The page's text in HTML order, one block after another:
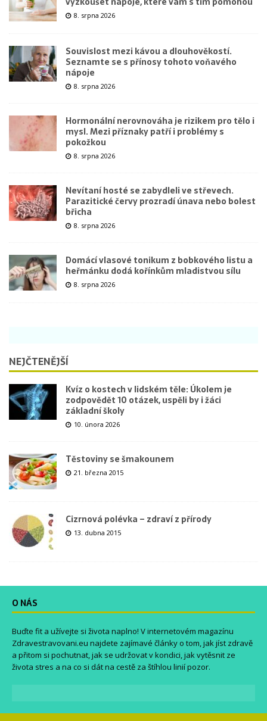
8. srpna 2026
Souvislost mezi kávou a dlouhověkostí.
Seznamte se s přínosy tohoto voňavého
nápoje
8. srpna 2026
Hormonální nerovnováha je rizikem pro tělo i
mysl. Mezi příznaky patří i problémy s
pokožkou
8. srpna 2026
Nevítaní hosté se zabydleli ve střevech.
Parazitické červy prozradí únava nebo bolest
břicha
8. srpna 2026
Domácí vlasové tonikum z bobkového listu a
heřmánku dodá kořínkům mladistvou sílu
8. srpna 2026
NEJČTENĚJŠÍ
Kvíz o kostech v lidském těle: Úkolem je
zodpovědět 10 otázek, uspěli by i žáci
základní školy
10. února 2026
Těstoviny se šmakounem
21. března 2015
Cizrnová polévka – zdraví z přírody
13. dubna 2015
O NÁS
Buďte fit a užívejte si života naplno! V internetovém magazínu
Zdravestravovani.eu najdete zajímavé články o tom, jak jíst zdravě
a přitom si pochutnat, jak se udržovat v kondici, jak vytěsnit ze
života stres a na co si dát na cestě za štíhlou linií pozor.